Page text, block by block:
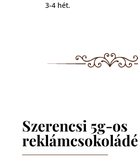
3-4 hét.
Szerencsi 5g-os
reklámcsokoládé